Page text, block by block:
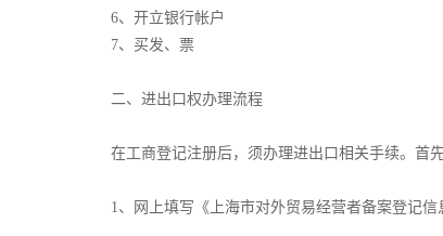
6、开立银行帐户
7、买发、票
二、进出口权办理流程
在工商登记注册后，须办理进出口相关手续。首
1、网上填写《上海市对外贸易经营者备案登记信